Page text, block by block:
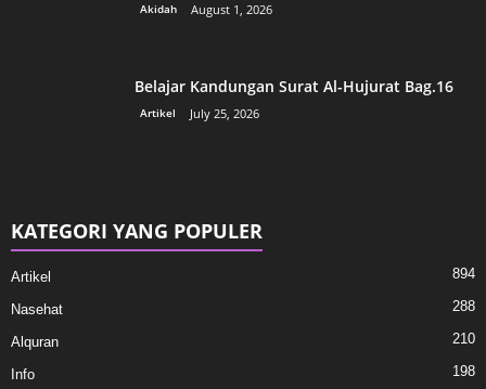
Akidah August 1, 2026
Belajar Kandungan Surat Al-Hujurat Bag.16
Artikel July 25, 2026
KATEGORI YANG POPULER
Artikel 894
Nasehat 288
Alquran 210
Info 198